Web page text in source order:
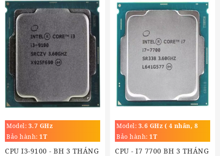
Model: 3.7 GHz
Bảo hành: 1T
CPU I3-9100 - BH 3 THÁNG
Model: 3.6 GHz ( 4 nhân, 8
luồng)
Bảo hành: 1T
CPU - I7 7700 BH 3 THÁNG